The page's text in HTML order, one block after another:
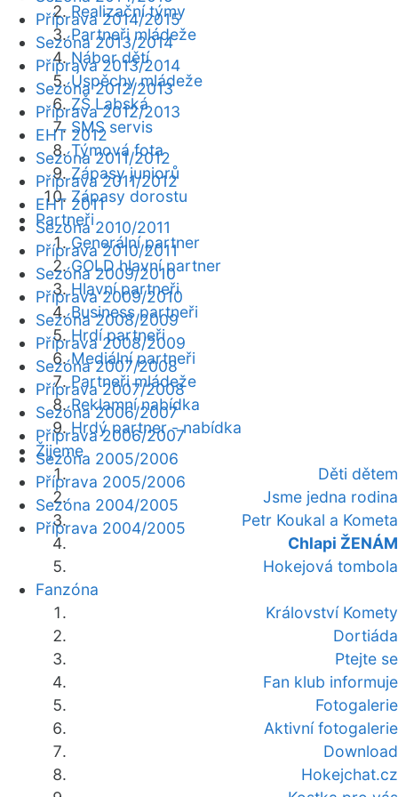
Realizační týmy
Partneři mládeže
Nábor dětí
Úspěchy mládeže
ZŠ Labská
SMS servis
Týmová fota
Zápasy juniorů
Zápasy dorostu
Partneři
Generální partner
GOLD hlavní partner
Hlavní partneři
Business partneři
Hrdí partneři
Mediální partneři
Partneři mládeže
Reklamní nabídka
Hrdý partner - nabídka
Žijeme
Děti dětem
Jsme jedna rodina
Petr Koukal a Kometa
Chlapi ŽENÁM
Hokejová tombola
Fanzóna
Království Komety
Dortiáda
Ptejte se
Fan klub informuje
Fotogalerie
Aktivní fotogalerie
Download
Hokejchat.cz
Příprava 2014/2015
Sezóna 2013/2014
Příprava 2013/2014
Sezóna 2012/2013
Příprava 2012/2013
EHT 2012
Sezóna 2011/2012
Příprava 2011/2012
EHT 2011
Sezóna 2010/2011
Příprava 2010/2011
Sezóna 2009/2010
Příprava 2009/2010
Sezóna 2008/2009
Příprava 2008/2009
Sezóna 2007/2008
Příprava 2007/2008
Sezóna 2006/2007
Příprava 2006/2007
Sezóna 2005/2006
Příprava 2005/2006
Sezóna 2004/2005
Příprava 2004/2005